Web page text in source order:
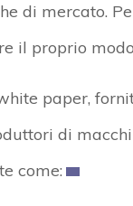
di mercato.
il proprio
paper,
di
come: